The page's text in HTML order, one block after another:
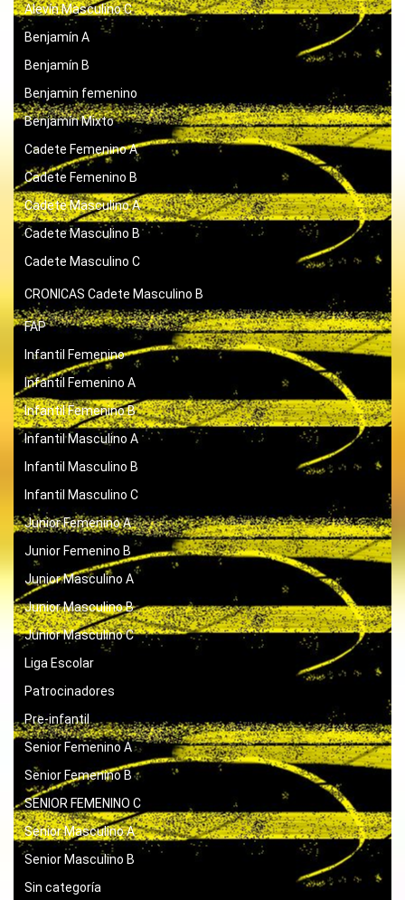
Alevín Masculino C
Benjamín A
Benjamín B
Benjamin femenino
Benjamín Mixto
Cadete Femenino A
Cadete Femenino B
Cadete Masculino A
Cadete Masculino B
Cadete Masculino C
CRONICAS Cadete Masculino B
FAP
Infantil Femenino
Infantil Femenino A
Infantil Femenino B
Infantil Masculino A
Infantil Masculino B
Infantil Masculino C
Junior Femenino A
Junior Femenino B
Junior Masculino A
Junior Masculino B
Junior Masculino C
Liga Escolar
Patrocinadores
Pre-infantil
Senior Femenino A
Senior Femenino B
SENIOR FEMENINO C
Senior Masculino A
Senior Masculino B
Sin categoría